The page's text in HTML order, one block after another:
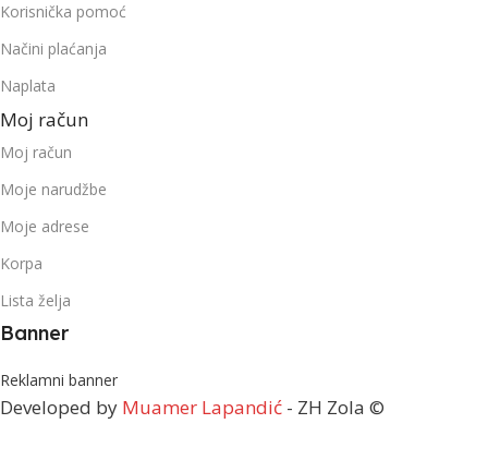
Korisnička pomoć
Načini plaćanja
Naplata
Moj račun
Moj račun
Moje narudžbe
Moje adrese
Korpa
Lista želja
Banner
Reklamni banner
Developed by Muamer Lapandić - ZH Zola ©